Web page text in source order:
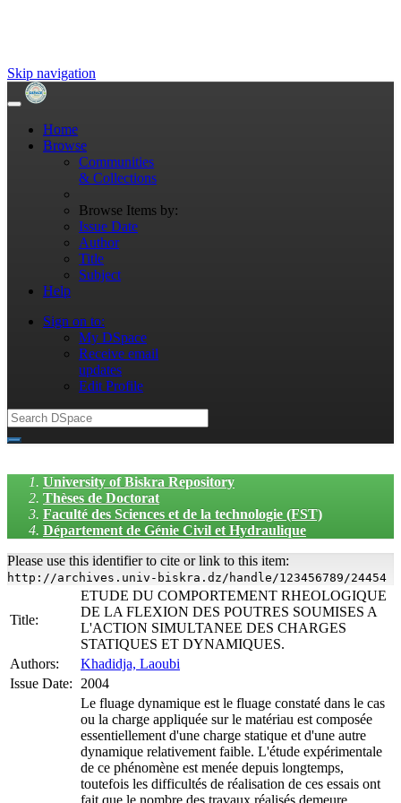
Skip navigation
Home
Browse
Communities
& Collections
Browse Items by:
Issue Date
Author
Title
Subject
Help
Sign on to:
My DSpace
Receive email
updates
Edit Profile
University of Biskra Repository
Thèses de Doctorat
Faculté des Sciences et de la technologie (FST)
Département de Génie Civil et Hydraulique
Please use this identifier to cite or link to this item:
http://archives.univ-biskra.dz/handle/123456789/24454
Title:
ETUDE DU COMPORTEMENT RHEOLOGIQUE
DE LA FLEXION DES POUTRES SOUMISES A
L'ACTION SIMULTANEE DES CHARGES
STATIQUES ET DYNAMIQUES.
Authors:
Khadidja, Laoubi
Issue Date:
2004
Le fluage dynamique est le fluage constaté dans le cas
ou la charge appliquée sur le matériau est composée
essentiellement d'une charge statique et d'une autre
dynamique relativement faible. L'étude expérimentale
de ce phénomène est menée depuis longtemps,
toutefois les difficultés de réalisation de ces essais ont
fait que le nombre des travaux réalisés demeure